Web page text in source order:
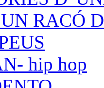
RACÓ
hip hop